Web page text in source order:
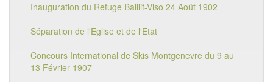
Inauguration du Refuge Baillif-Viso 24 Août 1902
Séparation de l'Eglise et de l'Etat
Concours International de Skis Montgenevre du 9 au
13 Février 1907